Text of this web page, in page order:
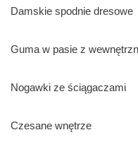
Damskie spodnie dresowe
Guma w pasie z
Nogawki ze ściągaczami
Czesane wnętrze